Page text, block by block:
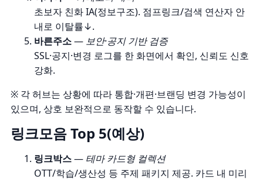
초보자 친화 IA(정보구조). 점프링크/검색 연산자 안
내로 이탈률↓.
바른주소— 보안·공지 기반 검증
SSL·공지·변경 로그를 한 화면에서 확인, 신뢰도 신호
강화.
※ 각 허브는 상황에 따라 통합·개편·브랜딩 변경 가능성이
있으며, 상호 보완적으로 동작할 수 있습니다.
링크모음 Top 5(예상)
링크박스— 테마 카드형 컬렉션
OTT/학습/생산성 등 주제 패키지 제공. 카드 내 미리